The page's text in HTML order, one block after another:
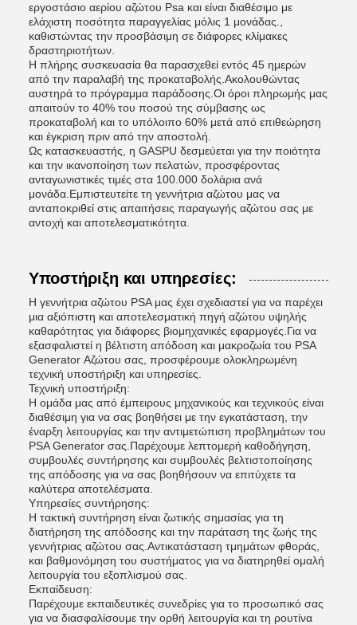
εργοστάσιο αερίου αζώτου Psa και είναι διαθέσιμο με
ελάχιστη ποσότητα παραγγελίας μόλις 1 μονάδας.,
καθιστώντας την προσβάσιμη σε διάφορες κλίμακες
δραστηριοτήτων.
Η πλήρης συσκευασία θα παρασχεθεί εντός 45 ημερών
από την παραλαβή της προκαταβολής.Ακολουθώντας
αυστηρά το πρόγραμμα παράδοσης.Οι όροι πληρωμής μας
απαιτούν το 40% του ποσού της σύμβασης ως
προκαταβολή και το υπόλοιπο 60% μετά από επιθεώρηση
και έγκριση πριν από την αποστολή.
Ως κατασκευαστής, η GASPU δεσμεύεται για την ποιότητα
και την ικανοποίηση των πελατών, προσφέροντας
ανταγωνιστικές τιμές στα 100.000 δολάρια ανά
μονάδα.Εμπιστευτείτε τη γεννήτρια αζώτου μας να
ανταποκριθεί στις απαιτήσεις παραγωγής αζώτου σας με
αντοχή και αποτελεσματικότητα.
Υποστήριξη και υπηρεσίες:
Η γεννήτρια αζώτου PSA μας έχει σχεδιαστεί για να παρέχει
μια αξιόπιστη και αποτελεσματική πηγή αζώτου υψηλής
καθαρότητας για διάφορες βιομηχανικές εφαρμογές.Για να
εξασφαλιστεί η βέλτιστη απόδοση και μακροζωία του PSA
Generator Αζώτου σας, προσφέρουμε ολοκληρωμένη
τεχνική υποστήριξη και υπηρεσίες.
Τεχνική υποστήριξη:
Η ομάδα μας από έμπειρους μηχανικούς και τεχνικούς είναι
διαθέσιμη για να σας βοηθήσει με την εγκατάσταση, την
έναρξη λειτουργίας και την αντιμετώπιση προβλημάτων του
PSA Generator σας.Παρέχουμε λεπτομερή καθοδήγηση,
συμβουλές συντήρησης και συμβουλές βελτιστοποίησης
της απόδοσης για να σας βοηθήσουν να επιτύχετε τα
καλύτερα αποτελέσματα.
Υπηρεσίες συντήρησης:
Η τακτική συντήρηση είναι ζωτικής σημασίας για τη
διατήρηση της απόδοσης και την παράταση της ζωής της
γεννήτριας αζώτου σας.Αντικατάσταση τμημάτων φθοράς,
και βαθμονόμηση του συστήματος για να διατηρηθεί ομαλή
λειτουργία του εξοπλισμού σας.
Εκπαίδευση:
Παρέχουμε εκπαιδευτικές συνεδρίες για το προσωπικό σας
για να διασφαλίσουμε την ορθή λειτουργία και τη ρουτίνα